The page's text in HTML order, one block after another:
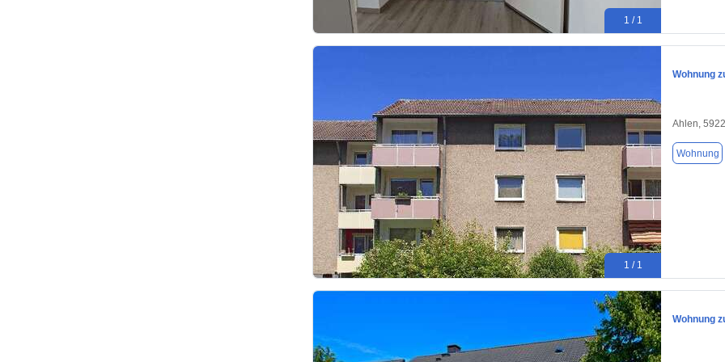
1 / 1
1 / 1
Wohnung
Ahlen,
Wohnung
Wohnung